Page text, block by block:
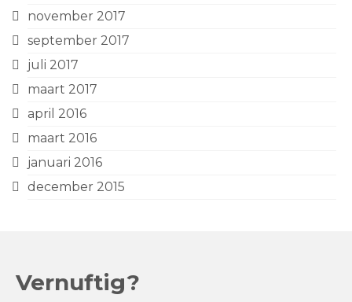
november 2017
september 2017
juli 2017
maart 2017
april 2016
maart 2016
januari 2016
december 2015
Vernuftig?